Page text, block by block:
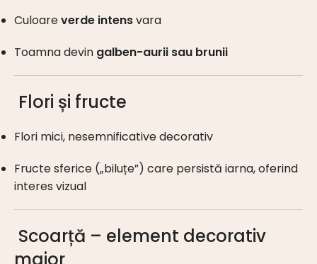
Culoareverde intensvara
Toamna devin galben-aurii sau brunii
Flori și fructe
Flori mici, nesemnificative decorativ
Fructe sferice („biluțe”) care persistă iarna, oferind
interes vizual
Scoarță – element decorativ
major